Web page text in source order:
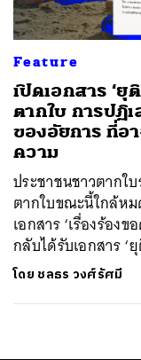
Feature
เปิดเอกสาร ‘ยุ
ตากใบ การปฏิ
ของอัยการ ที่อ
ความ
ประชาชนชาวตากใ
ตากใบขณะนี้ใกล้หม
เอกสาร ‘เรื่องร้อง
กลับได้รับเอกสาร ‘
โดย ชลธร วงศ์รัศมี
ค้นหา